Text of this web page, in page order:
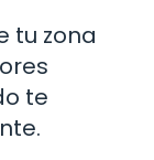
tu zona
te